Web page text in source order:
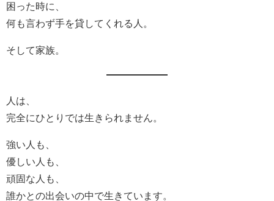
困った時に、
何も言わず手を貸してくれる人。
そして家族。
人は、
完全にひとりでは生きられません。
強い人も、
優しい人も、
頑固な人も、
誰かとの出会いの中で生きています。